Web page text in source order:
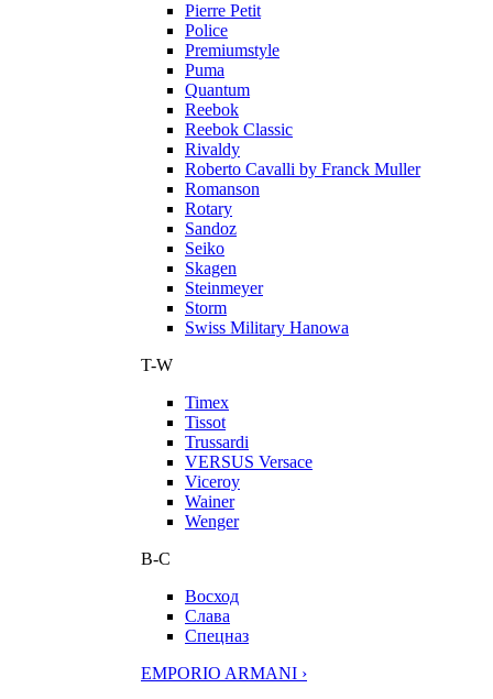
Pierre Petit
Police
Premiumstyle
Puma
Quantum
Reebok
Reebok Classic
Rivaldy
Roberto Cavalli by Franck Muller
Romanson
Rotary
Sandoz
Seiko
Skagen
Steinmeyer
Storm
Swiss Military Hanowa
T-W
Timex
Tissot
Trussardi
VERSUS Versace
Viceroy
Wainer
Wenger
В-С
Восход
Слава
Спецназ
EMPORIO ARMANI ›